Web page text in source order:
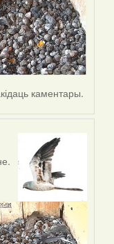
каментары.